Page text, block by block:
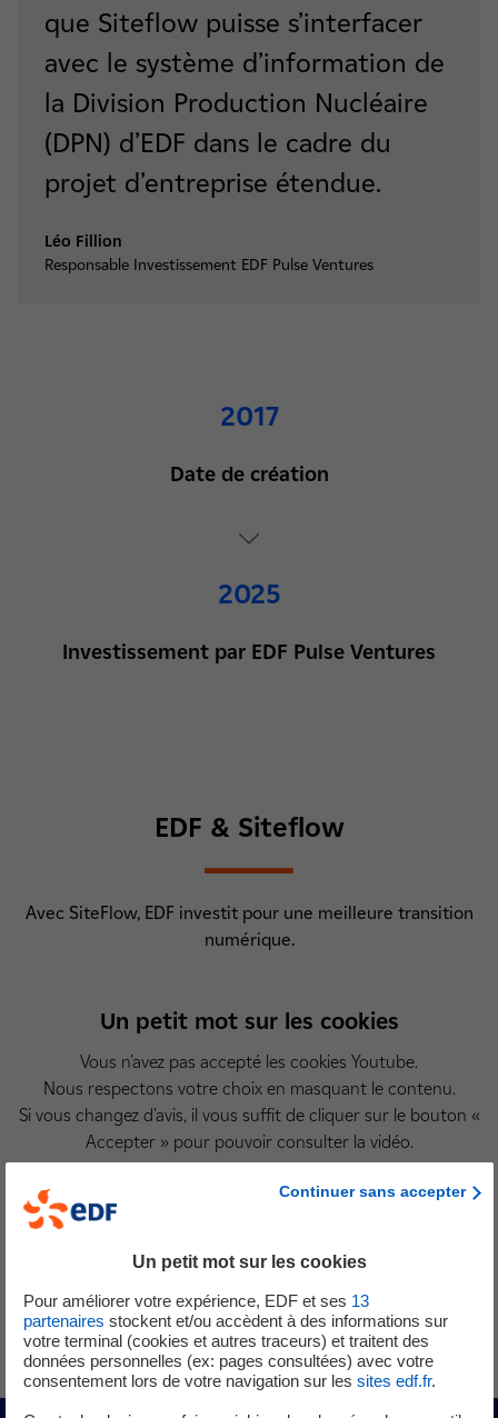
que Siteflow puisse s’interfacer
avec le système d’information de
la Division Production Nucléaire
(DPN) d’EDF dans le cadre du
projet d’entreprise étendue.
Léo Fillion
Responsable Investissement EDF Pulse Ventures
2017
Date de création
2025
Investissement par EDF Pulse Ventures
EDF & Siteflow
Avec SiteFlow, EDF investit pour une meilleure transition
numérique.
Un petit mot sur les cookies
Vous n'avez pas accepté les cookies Youtube.
Nous respectons votre choix en masquant le contenu.
Si vous changez d'avis, il vous suffit de cliquer sur le bouton «
Accepter » pour pouvoir consulter la vidéo.
Transcriptionde la video Avec SiteFlow, EDF investit
Continuer sans accepter
Un petit mot sur les cookies
Pour améliorer votre expérience, EDF et ses 13
partenaires stockent et/ou accèdent à des informations sur
votre terminal (cookies et autres traceurs) et traitent des
données personnelles (ex: pages consultées) avec votre
consentement lors de votre navigation sur les sites edf.fr.